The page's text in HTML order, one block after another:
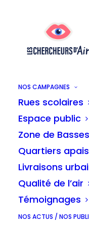
NOS CAMPAGNES
Rues scolaires
Espace public
Zone de
Quartiers
Livraisons
Qualité de l’air
Témoignages
NOS ACTUS / NOS
"Ce
un
mes